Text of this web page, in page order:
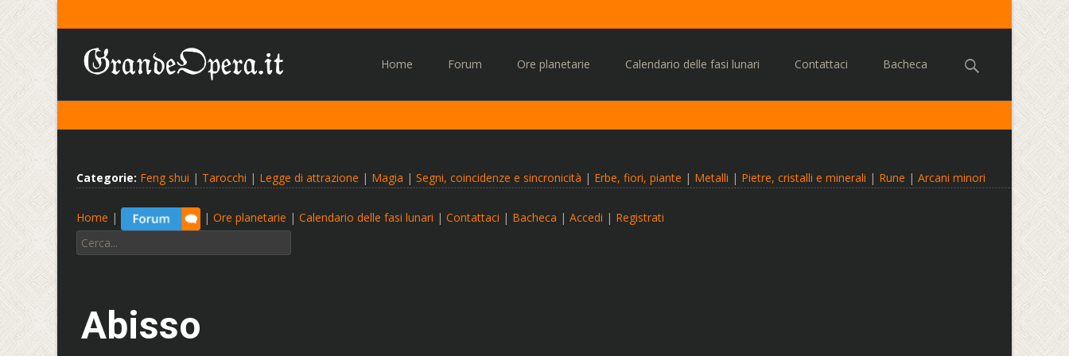
Home Forum Ore planetarie Calendario delle fasi lunari Contattaci Bacheca Cerca:
Categorie: Feng shui | Tarocchi | Legge di attrazione | Magia | Segni, coincidenze e sincronicità | Erbe, fiori, piante | Metalli | Pietre, cristalli e minerali | Rune | Arcani minori
Home | | Ore planetarie | Calendario delle fasi lunari | Contattaci | Bacheca | Accedi | Registrati
Cerca:
Abisso